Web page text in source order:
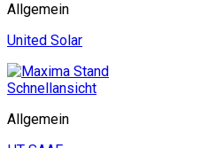
Allgemein
United Solar
Schnellansicht
Allgemein